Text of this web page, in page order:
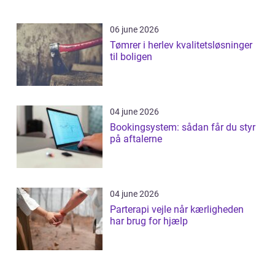
06 june 2026
Tømrer i herlev kvalitetsløsninger
til boligen
04 june 2026
Bookingsystem: sådan får du styr
på aftalerne
04 june 2026
Parterapi vejle når kærligheden
har brug for hjælp